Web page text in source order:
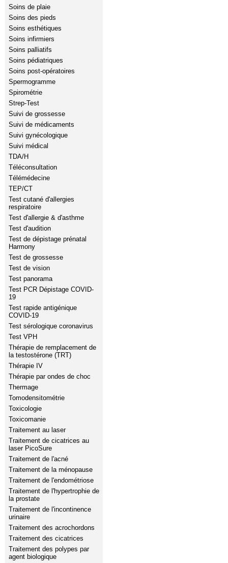
Soins de plaie
Soins des pieds
Soins esthétiques
Soins infirmiers
Soins palliatifs
Soins pédiatriques
Soins post-opératoires
Spermogramme
Spirométrie
Strep-Test
Suivi de grossesse
Suivi de médicaments
Suivi gynécologique
Suivi médical
TDA/H
Téléconsultation
Télémédecine
TEP/CT
Test cutané d'allergies
respiratoire
Test d'allergie & d'asthme
Test d'audition
Test de dépistage prénatal
Harmony
Test de grossesse
Test de vision
Test panorama
Test PCR Dépistage COVID-
19
Test rapide antigénique
COVID-19
Test sérologique coronavirus
Test VPH
Thérapie de remplacement de
la testostérone (TRT)
Thérapie IV
Thérapie par ondes de choc
Thermage
Tomodensitométrie
Toxicologie
Toxicomanie
Traitement au laser
Traitement de cicatrices au
laser PicoSure
Traitement de l'acné
Traitement de la ménopause
Traitement de l'endométriose
Traitement de l'hypertrophie de
la prostate
Traitement de l'incontinence
urinaire
Traitement des acrochordons
Traitement des cicatrices
Traitement des polypes par
agent biologique